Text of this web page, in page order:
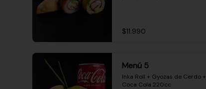
$11.990
Menú 5
Inka Roll + Gyozas de Cerdo +
Coca Cola 220cc